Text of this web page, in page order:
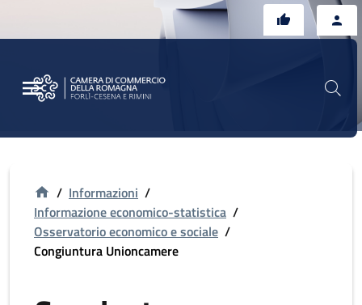
/ Informazioni /
Informazione economico-statistica /
Osservatorio economico e sociale /
Congiuntura Unioncamere